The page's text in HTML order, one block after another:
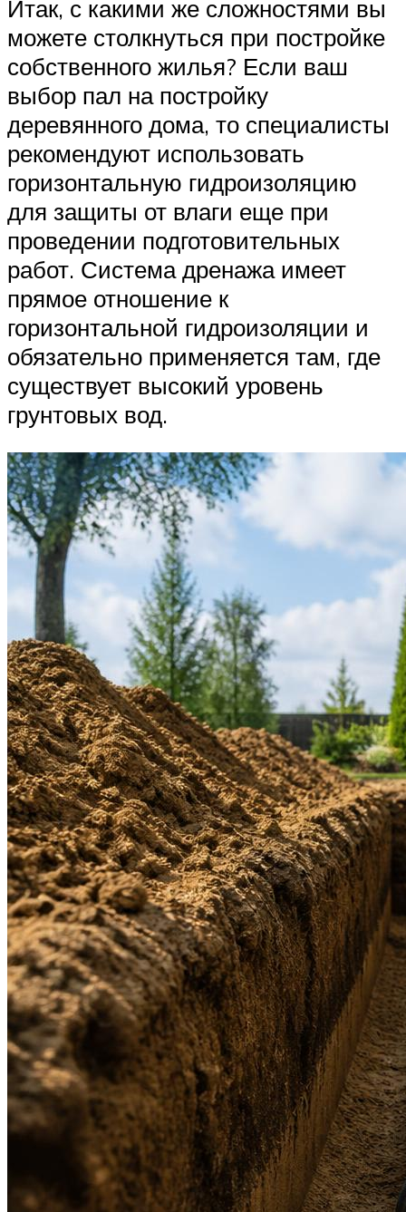
Итак, с какими же сложностями вы
можете столкнуться при постройке
собственного жилья? Если ваш
выбор пал на постройку
деревянного дома, то специалисты
рекомендуют использовать
горизонтальную гидроизоляцию
для защиты от влаги еще при
проведении подготовительных
работ. Система дренажа имеет
прямое отношение к
горизонтальной гидроизоляции и
обязательно применяется там, где
существует высокий уровень
грунтовых вод.